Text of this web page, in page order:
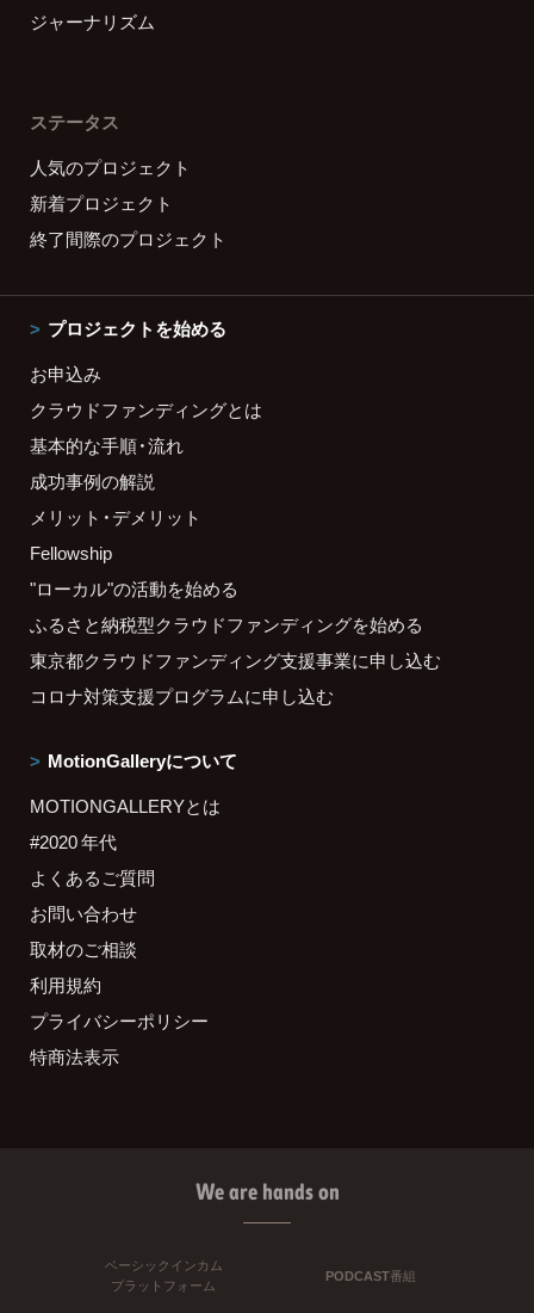
ジャーナリズム
ステータス
人気のプロジェクト
新着プロジェクト
終了間際のプロジェクト
プロジェクトを始める
お申込み
クラウドファンディングとは
基本的な手順・流れ
成功事例の解説
メリット・デメリット
Fellowship
"ローカル"の活動を始める
ふるさと納税型クラウドファンディングを始める
東京都クラウドファンディング支援事業に申し込む
コロナ対策支援プログラムに申し込む
MotionGalleryについて
MOTIONGALLERYとは
#2020 年代
よくあるご質問
お問い合わせ
取材のご相談
利用規約
プライバシーポリシー
特商法表示
We are hands on
ベーシックインカム
プラットフォーム
PODCAST番組